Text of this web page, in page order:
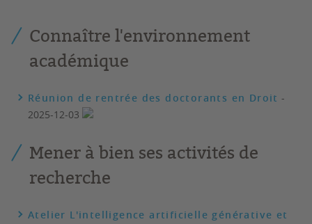
Connaître l'environnement
académique
Réunion de rentrée des doctorants en Droit -
2025-12-03
Mener à bien ses activités de
recherche
Atelier L'intelligence artificielle générative et